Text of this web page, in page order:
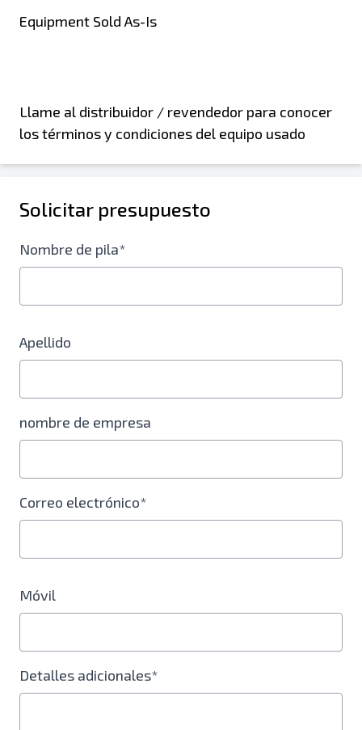
Equipment Sold As-Is
Llame al distribuidor / revendedor para conocer
los términos y condiciones del equipo usado
Solicitar presupuesto
Nombre de pila*
Apellido
nombre de empresa
Correo electrónico*
Móvil
Detalles adicionales*